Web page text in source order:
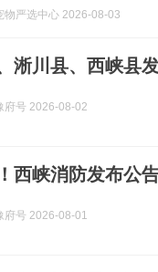
物严选中心 2026-08-03
淅川县、西峡县
府号 2026-08-02
西峡消防发布公
府号 2026-08-01